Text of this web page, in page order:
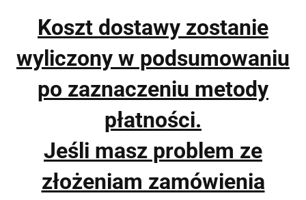
Koszt dostawy zostanie
wyliczony w podsumowaniu
po zaznaczeniu metody
płatności.
Jeśli masz problem ze
złożeniam zamówienia